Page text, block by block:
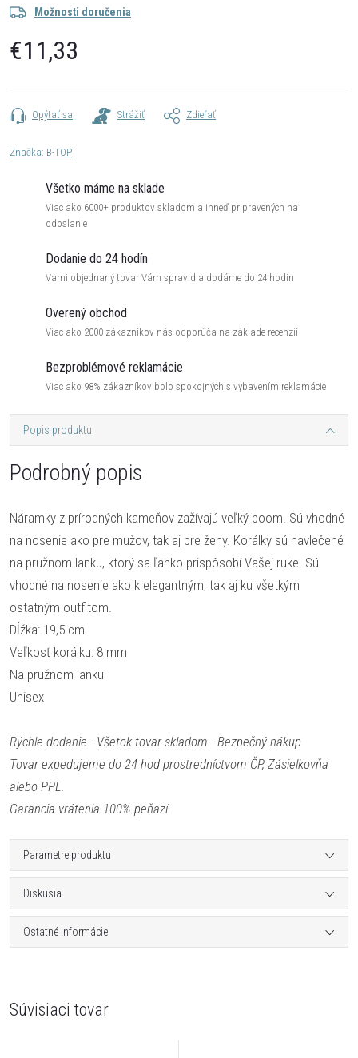
Možnosti doručenia
€11,33
cena:
Opýtať sa Strážiť Zdieľať
Značka: B-TOP
Všetko máme na sklade
Viac ako 6000+ produktov skladom a ihneď pripravených na
odoslanie
Dodanie do 24 hodín
Vami objednaný tovar Vám spravidla dodáme do 24 hodín
Overený obchod
Viac ako 2000 zákazníkov nás odporúča na základe recenzií
Bezproblémové reklamácie
Viac ako 98% zákazníkov bolo spokojných s vybavením reklamácie
Popis produktu
Podrobný popis
Náramky z prírodných kameňov zažívajú veľký boom. Sú vhodné
na nosenie ako pre mužov, tak aj pre ženy. Korálky sú navlečené
na pružnom lanku, ktorý sa ľahko prispôsobí Vašej ruke. Sú
vhodné na nosenie ako k elegantným, tak aj ku všetkým
ostatným outfitom.
Dĺžka: 19,5 cm
Veľkosť korálku: 8 mm
Na pružnom lanku
Unisex
Rýchle dodanie · Všetok tovar skladom · Bezpečný nákup
Tovar expedujeme do 24 hod prostredníctvom ČP, Zásielkovňa
alebo PPL.
Garancia vrátenia 100% peňazí
Parametre produktu
Diskusia
Ostatné informácie
Súvisiaci tovar